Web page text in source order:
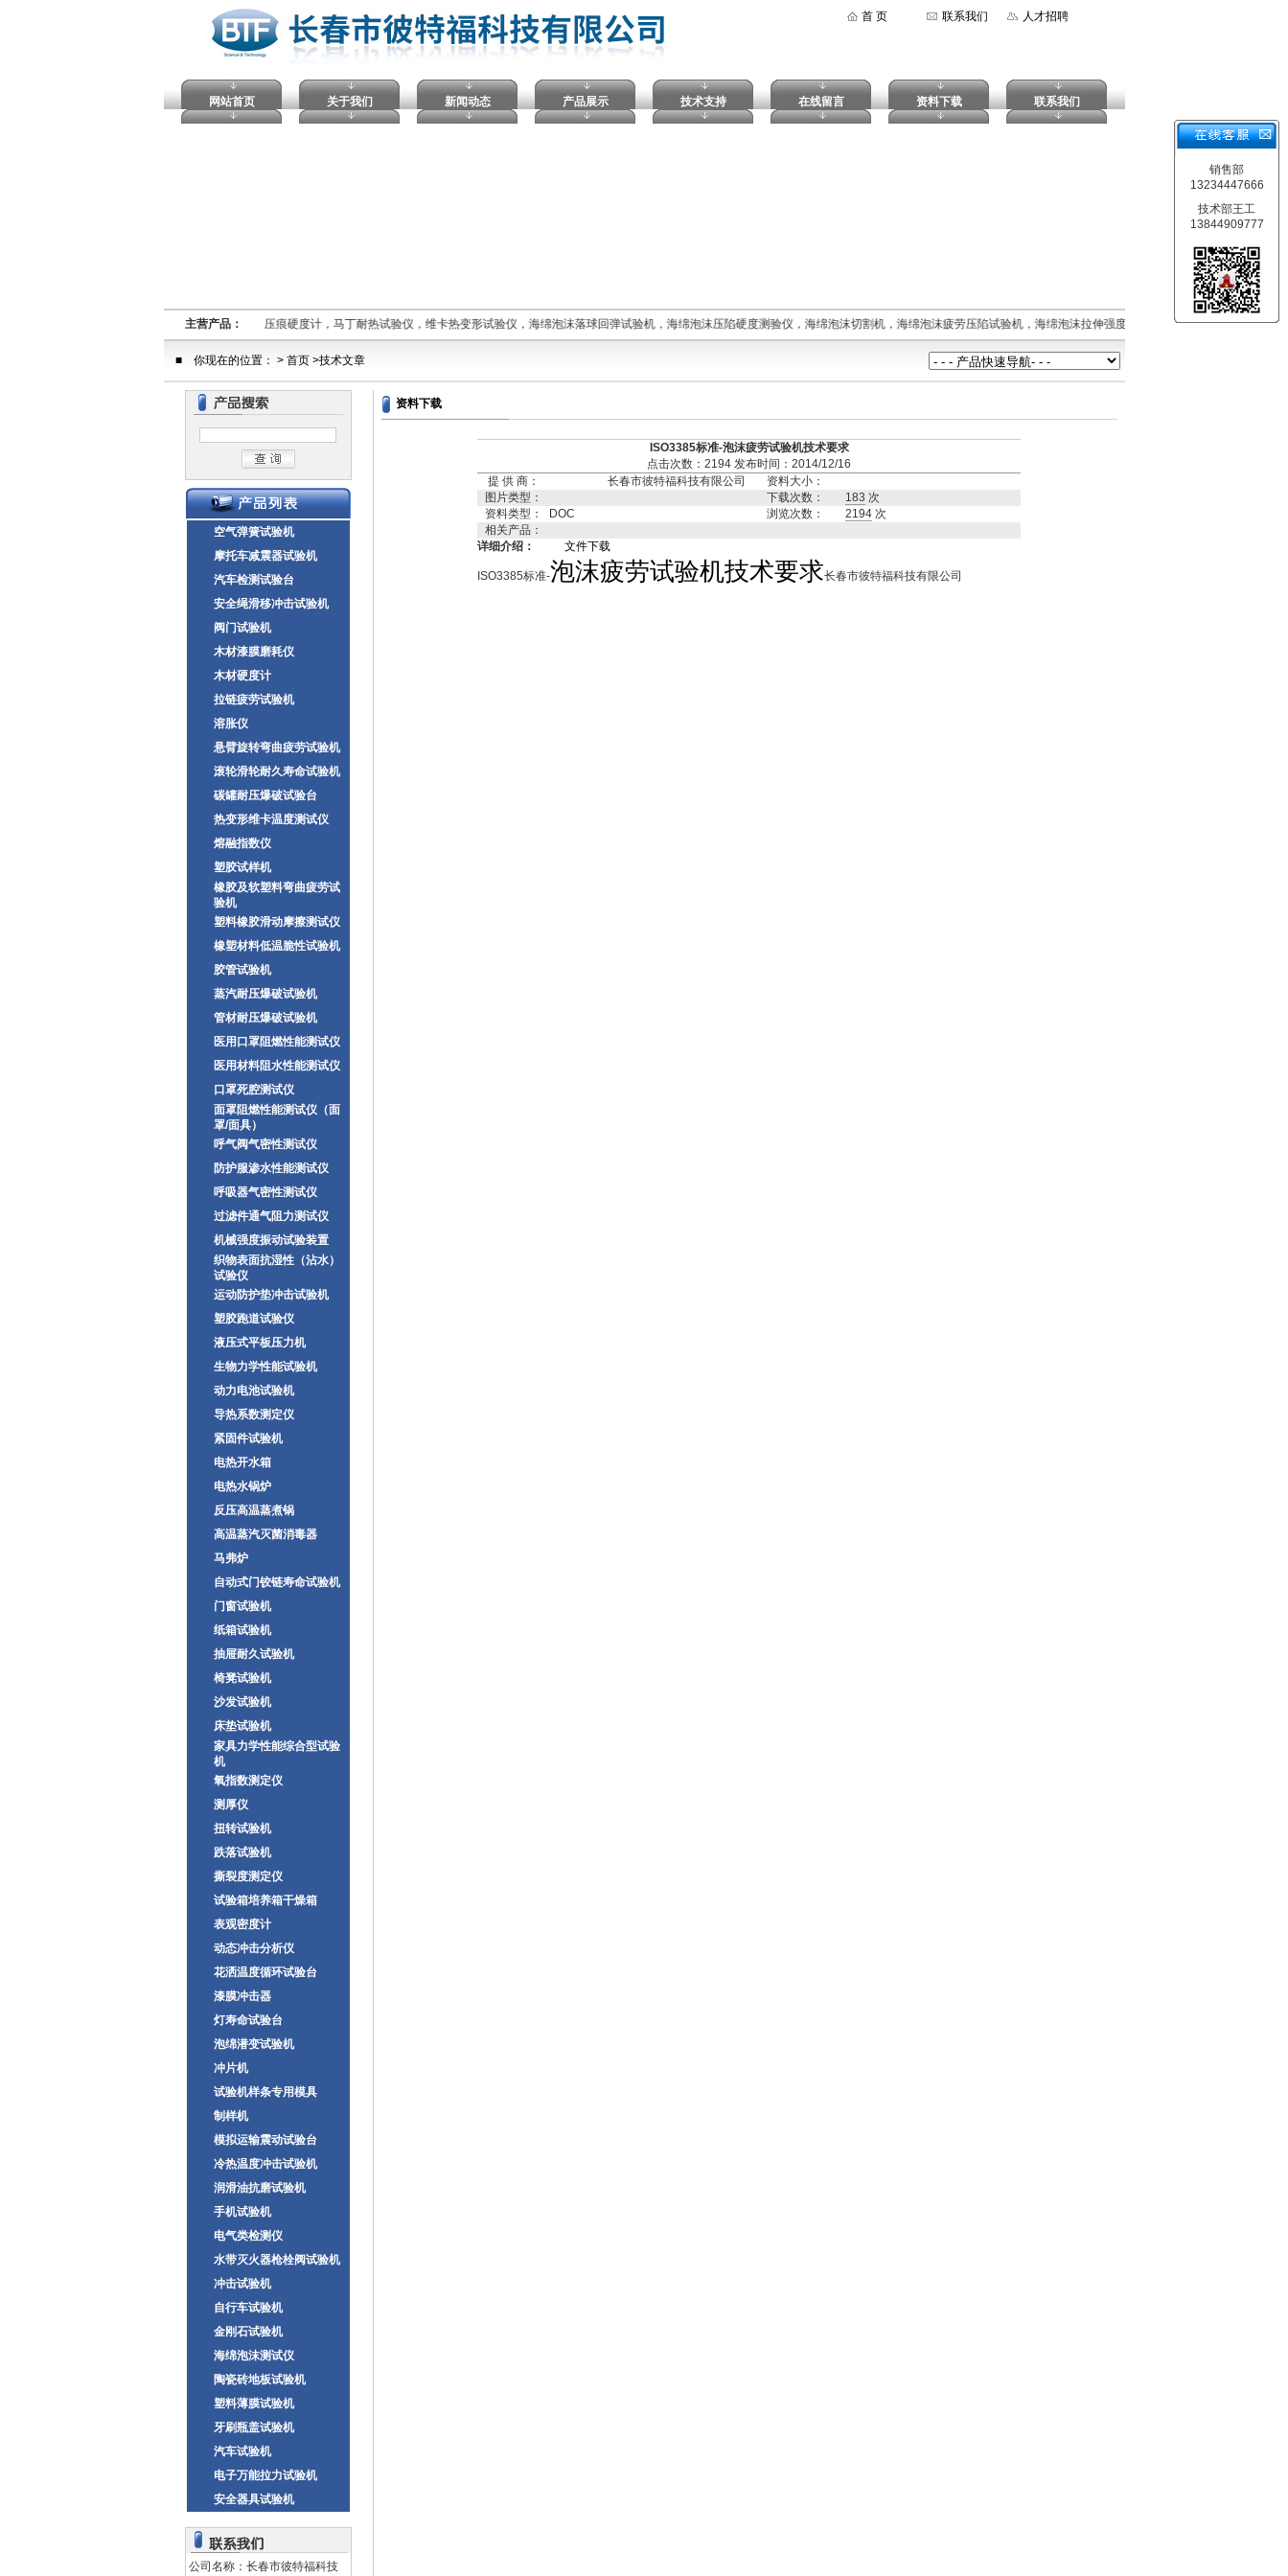
首 页 联系我们 人才招聘
网站首页 关于我们 新闻动态 产品展示 技术支持 在线留言 资料下载 联系我们
主营产品：
熔融指数仪,电压击穿试验仪，塑料球压痕硬度计，马丁耐热试验仪，维卡热变形试验仪，海绵泡沫落球回弹试验机，海绵泡沫压陷硬度测验仪，海绵泡沫切割机，海绵泡沫疲劳压陷试验机，海绵泡沫拉伸强度试验机，摆锤式冲击试验
销售部
13234447666
技术部王工
13844909777
■ 你现在的位置： > 首页 >技术文章
空气弹簧试验机
摩托车减震器试验机
汽车检测试验台
安全绳滑移冲击试验机
阀门试验机
木材漆膜磨耗仪
木材硬度计
拉链疲劳试验机
溶胀仪
悬臂旋转弯曲疲劳试验机
滚轮滑轮耐久寿命试验机
碳罐耐压爆破试验台
热变形维卡温度测试仪
熔融指数仪
塑胶试样机
橡胶及软塑料弯曲疲劳试
验机
塑料橡胶滑动摩擦测试仪
橡塑材料低温脆性试验机
胶管试验机
蒸汽耐压爆破试验机
管材耐压爆破试验机
医用口罩阻燃性能测试仪
医用材料阻水性能测试仪
口罩死腔测试仪
面罩阻燃性能测试仪（面
罩/面具）
呼气阀气密性测试仪
防护服渗水性能测试仪
呼吸器气密性测试仪
过滤件通气阻力测试仪
机械强度振动试验装置
织物表面抗湿性（沾水）
试验仪
运动防护垫冲击试验机
塑胶跑道试验仪
液压式平板压力机
生物力学性能试验机
动力电池试验机
导热系数测定仪
紧固件试验机
电热开水箱
电热水锅炉
反压高温蒸煮锅
高温蒸汽灭菌消毒器
马弗炉
自动式门铰链寿命试验机
门窗试验机
纸箱试验机
抽屉耐久试验机
椅凳试验机
沙发试验机
床垫试验机
家具力学性能综合型试验
机
氧指数测定仪
测厚仪
扭转试验机
跌落试验机
撕裂度测定仪
试验箱培养箱干燥箱
表观密度计
动态冲击分析仪
花洒温度循环试验台
漆膜冲击器
灯寿命试验台
泡绵潜变试验机
冲片机
试验机样条专用模具
制样机
模拟运输震动试验台
冷热温度冲击试验机
润滑油抗磨试验机
手机试验机
电气类检测仪
水带灭火器枪栓阀试验机
冲击试验机
自行车试验机
金刚石试验机
海绵泡沫测试仪
陶瓷砖地板试验机
塑料薄膜试验机
牙刷瓶盖试验机
汽车试验机
电子万能拉力试验机
安全器具试验机
公司名称：长春市彼特福科技
资料下载
ISO3385标准-泡沫疲劳试验机技术要求
点击次数：2194 发布时间：2014/12/16
提 供 商：
长春市彼特福科技有限公司
资料大小：
图片类型：
下载次数： 183 次
资料类型：
DOC 浏览次数： 2194 次
相关产品：
详细介绍：
文件下载
ISO3385标准-泡沫疲劳试验机技术要求长春市彼特福科技有限公司